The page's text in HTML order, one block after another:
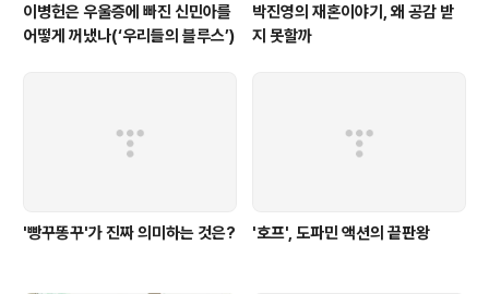
이병헌은 우울증에 빠진 신민아를
어떻게 꺼냈나(‘우리들의 블루스’)
박진영의 재혼이야기, 왜 공감 받
지 못할까
'빵꾸똥꾸'가 진짜 의미하는 것은? '호프', 도파민 액션의 끝판왕